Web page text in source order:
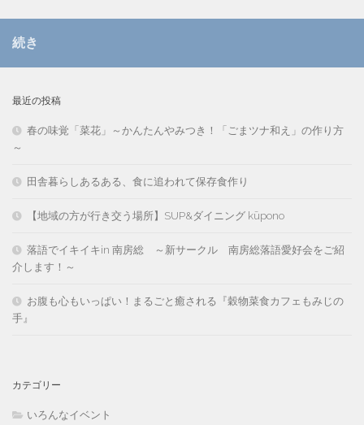
続き
最近の投稿
春の味覚「菜花」～かんたんやみつき！「ごまツナ和え」の作り方
～
田舎暮らしあるある、食に追われて保存食作り
【地域の方が行き交う場所】SUP&ダイニング kūpono
落語でイキイキin 南房総 ～新サークル 南房総落語愛好会をご紹
介します！～
お腹も心もいっぱい！まるごと癒される『穀物菜食カフェもみじの
手』
カテゴリー
いろんなイベント